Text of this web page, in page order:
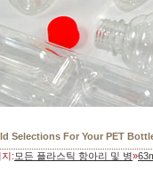
Selections For Your PET
: 모든 플라스틱 항아리 및 병»